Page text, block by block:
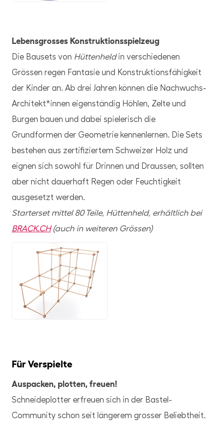
Lebensgrosses Konstruktionsspielzeug
Die Bausets von Hüttenheldin verschiedenen
Grössen regen Fantasie und Konstruktionsfähigkeit
der Kinder an. Ab drei Jahren können die Nachwuchs-
Architekt*innen eigenständig Höhlen, Zelte und
Burgen bauen und dabei spielerisch die
Grundformen der Geometrie kennenlernen. Die Sets
bestehen aus zertifiziertem Schweizer Holz und
eignen sich sowohl für Drinnen und Draussen, sollten
aber nicht dauerhaft Regen oder Feuchtigkeit
ausgesetzt werden.
Starterset mittel 80 Teile, Hüttenheld, erhältlich bei
BRACK.CH(auch in weiteren Grössen)
JPG
Für Verspielte
Auspacken, plotten, freuen!
Schneideplotter erfreuen sich in der Bastel-
Community schon seit längerem grosser Beliebtheit.